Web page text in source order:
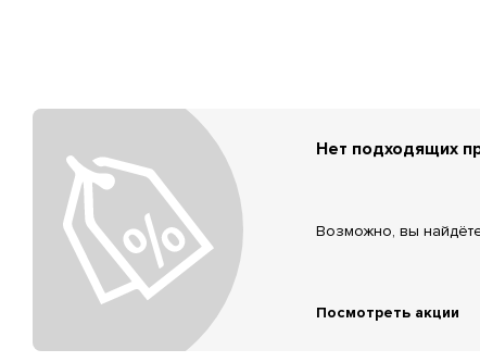
Нет подходящих
Возможно, вы
Посмотреть акции